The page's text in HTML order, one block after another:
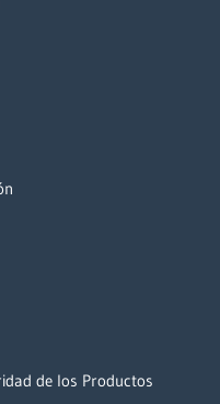
de los Productos